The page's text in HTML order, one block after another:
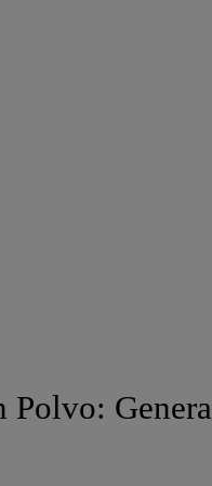
Polvo: